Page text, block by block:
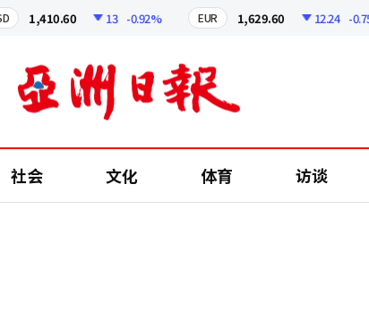
1,410.60 13 -0.92% EUR 1,629.60 12.24 -0.75%
社会 文化 体育 访谈